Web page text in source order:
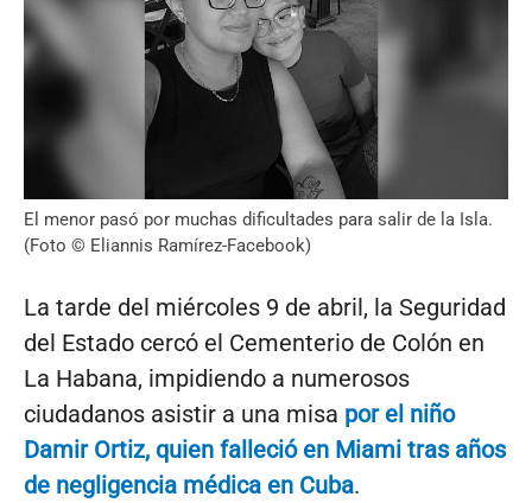
El menor pasó por muchas dificultades para salir de la Isla.
(Foto © Eliannis Ramírez-Facebook)
La tarde del miércoles 9 de abril, la Seguridad
del Estado cercó el Cementerio de Colón en
La Habana, impidiendo a numerosos
ciudadanos asistir a una misa por el niño
Damir Ortiz, quien falleció en Miami tras años
de negligencia médica en Cuba.